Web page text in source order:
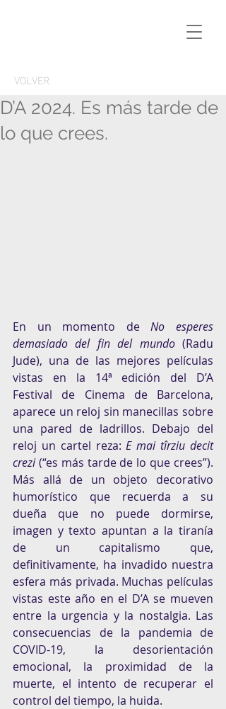
VOLVER
D’A 2024. Es más tarde de
lo que crees.
En un momento de No esperes
demasiado del fin del mundo (Radu
Jude), una de las mejores películas
vistas en la 14ª edición del D’A
Festival de Cinema de Barcelona,
aparece un reloj sin manecillas sobre
una pared de ladrillos. Debajo del
reloj un cartel reza: E mai tîrziu decit
crezi (“es más tarde de lo que crees”).
Más allá de un objeto decorativo
humorístico que recuerda a su
dueña que no puede dormirse,
imagen y texto apuntan a la tiranía
de un capitalismo que,
definitivamente, ha invadido nuestra
esfera más privada. Muchas películas
vistas este año en el D’A se mueven
entre la urgencia y la nostalgia. Las
consecuencias de la pandemia de
COVID-19, la desorientación
emocional, la proximidad de la
muerte, el intento de recuperar el
control del tiempo, la huida.